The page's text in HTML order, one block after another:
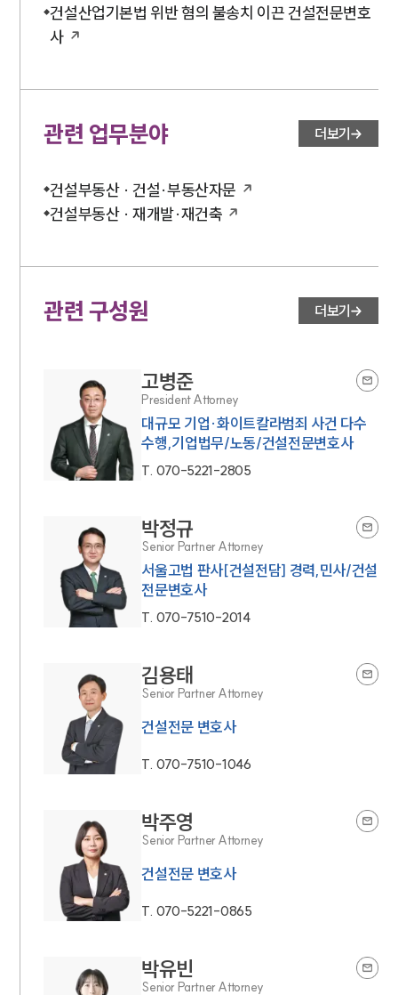
건설산업기본법 위반 혐의 불송치 이끈 건설전문변호
사
관련 업무분야 더보기
건설부동산 · 건설·부동산자문
건설부동산 · 재개발·재건축
관련 구성원 더보기
고병준
President Attorney
대규모 기업·화이트칼라범죄 사건 다수
수행,기업법무/노동/건설전문변호사
T. 070-5221-2805
박정규
Senior Partner Attorney
서울고법 판사[건설전담] 경력,민사/건설
전문변호사
T. 070-7510-2014
김용태
Senior Partner Attorney
건설전문 변호사
T. 070-7510-1046
박주영
Senior Partner Attorney
건설전문 변호사
T. 070-5221-0865
박유빈
Senior Partner Attorney